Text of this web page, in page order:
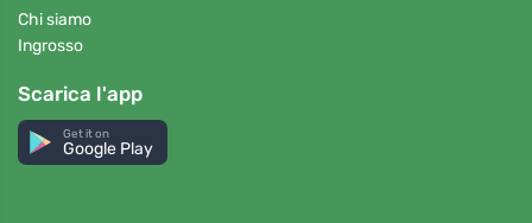
Chi siamo
Ingrosso
Scarica l'app
Get it on
Google Play